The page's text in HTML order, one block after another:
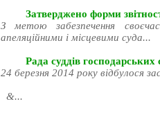
Затверджено форми
З метою забезпечення
апеляційними і місцевими суда...
Рада суддів господарських
24 березня 2014 року відбулося
&...